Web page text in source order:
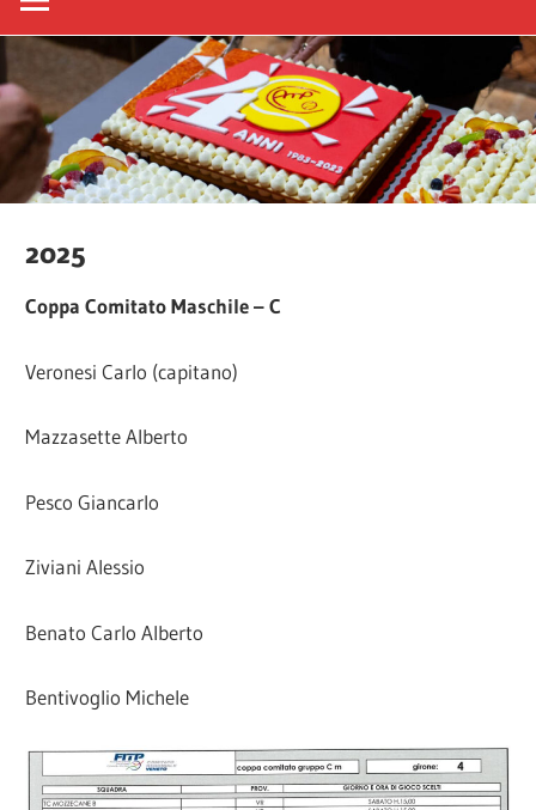
2025
Coppa Comitato Maschile – C
Veronesi Carlo (capitano)
Mazzasette Alberto
Pesco Giancarlo
Ziviani Alessio
Benato Carlo Alberto
Bentivoglio Michele